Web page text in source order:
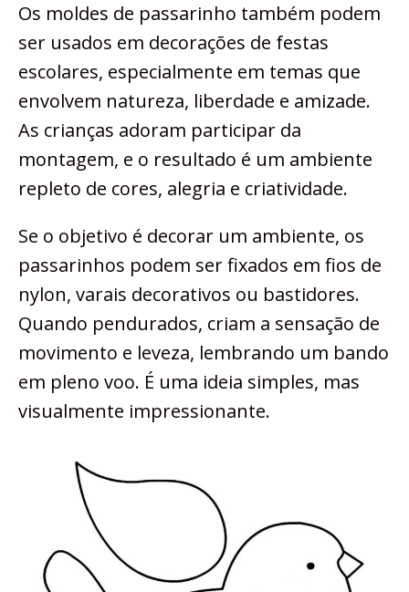
Os moldes de passarinho também podem
ser usados em decorações de festas
escolares, especialmente em temas que
envolvem natureza, liberdade e amizade.
As crianças adoram participar da
montagem, e o resultado é um ambiente
repleto de cores, alegria e criatividade.
Se o objetivo é decorar um ambiente, os
passarinhos podem ser fixados em fios de
nylon, varais decorativos ou bastidores.
Quando pendurados, criam a sensação de
movimento e leveza, lembrando um bando
em pleno voo. É uma ideia simples, mas
visualmente impressionante.